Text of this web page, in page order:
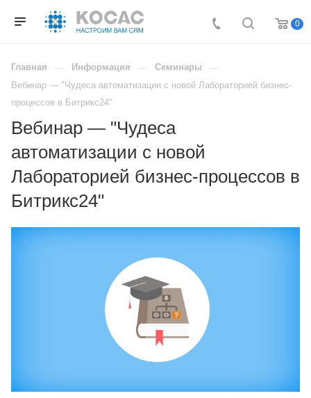
0
Главная Информация
Семинары
Вебинар — "Чудеса автоматизации с новой Лабораторией бизнес-
процессов в Битрикс24"
Вебинар — "Чудеса
автоматизации с новой
Лабораторией бизнес-процессов в
Битрикс24"